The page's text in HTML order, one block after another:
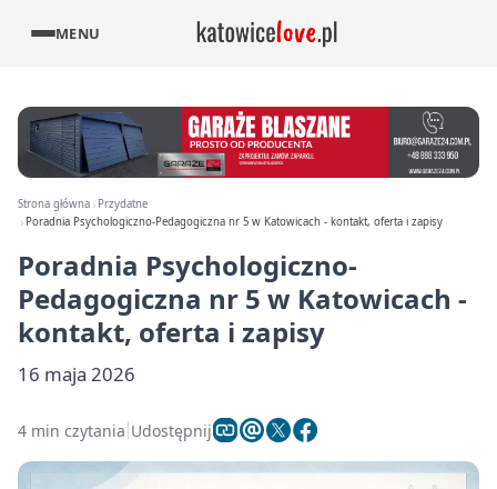
MENU
Strona główna
Przydatne
Poradnia Psychologiczno-Pedagogiczna nr 5 w Katowicach - kontakt, oferta i zapisy
Poradnia Psychologiczno-
Pedagogiczna nr 5 w Katowicach -
kontakt, oferta i zapisy
16 maja 2026
4 min czytania Udostępnij